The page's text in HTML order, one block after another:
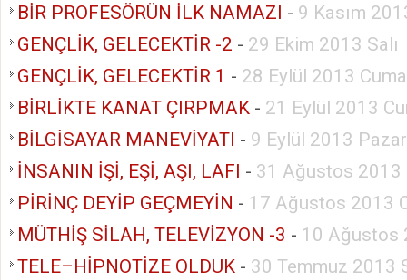
BİR PROFESÖRÜN İLK NAMAZI - 9 Kasım
GENÇLİK, GELECEKTİR -2 - 29 Ekim 2013 Salı
GENÇLİK, GELECEKTİR 1 - 28 Eylül 2013
BİRLİKTE KANAT ÇIRPMAK - 21 Eylül 2013
BİLGİSAYAR MANEVİYATI - 9 Eylül 2013
İNSANIN İŞİ, EŞİ, AŞI, LAFI - 31 Ağustos 2013
PİRİNÇ DEYİP GEÇMEYİN - 17 Ağustos 2013
MÜTHİŞ SİLAH, TELEVİZYON -3 - 10 Ağustos
TELE–HİPNOTİZE OLDUK - 30 Temmuz 2013